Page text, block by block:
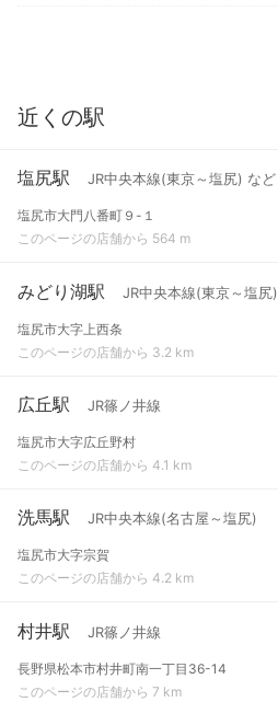
近くの駅
塩尻駅 JR中央本線(東京～塩尻) など
塩尻市大門八番町９-１
このページの店舗から 564 m
みどり湖駅 JR中央本線(東京～塩尻)
塩尻市大字上西条
このページの店舗から 3.2 km
広丘駅 JR篠ノ井線
塩尻市大字広丘野村
このページの店舗から 4.1 km
洗馬駅 JR中央本線(名古屋～塩尻)
塩尻市大字宗賀
このページの店舗から 4.2 km
村井駅 JR篠ノ井線
長野県松本市村井町南一丁目36-14
このページの店舗から 7 km